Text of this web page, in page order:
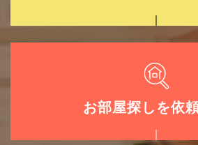
お部屋探しを依